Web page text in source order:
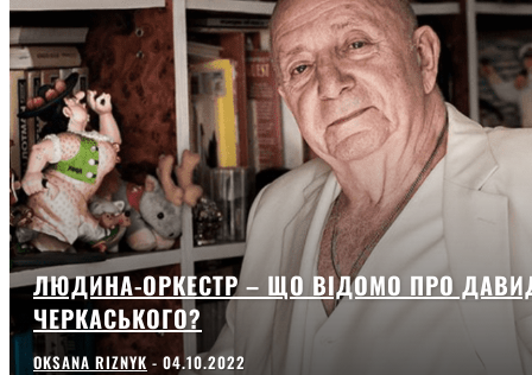
ЛЮДИНА-ОРКЕСТР – ЩО ВІДОМО ПРО
ЧЕРКАСЬКОГО?
OKSANA RIZNYK - 04.10.2022